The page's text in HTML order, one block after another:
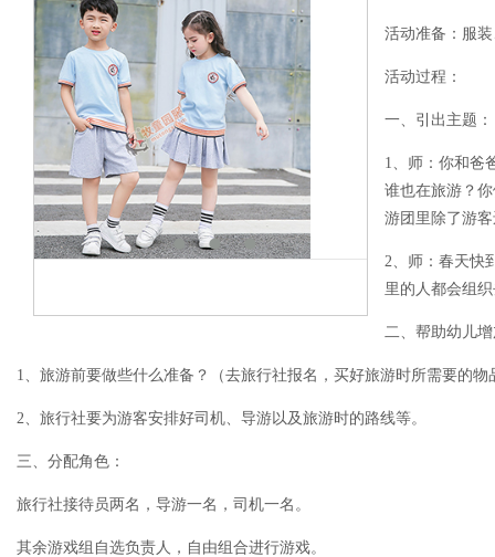
活动准备：服
活动过程：
一、引出主题：
1、师：你和爸
谁也在旅游？
游团里除了游
2、师：春天快
里的人都会组
二、帮助幼儿
1、旅游前要做些什么准备？（去旅行社报名，买好旅游时所需要的
2、旅行社要为游客安排好司机、导游以及旅游时的路线等。
三、分配角色：
旅行社接待员两名，导游一名，司机一名。
其余游戏组自选负责人，自由组合进行游戏。